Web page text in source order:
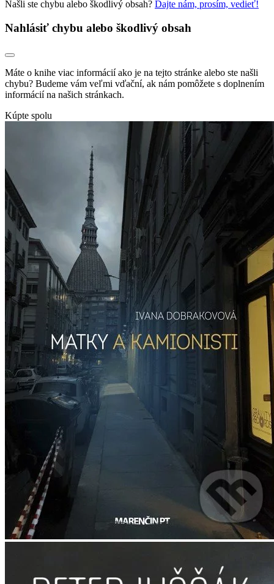
Našli ste chybu alebo škodlivý obsah? Dajte nám, prosím, vedieť!
Nahlásiť chybu alebo škodlivý obsah
Máte o knihe viac informácií ako je na tejto stránke alebo ste našli
chybu? Budeme vám veľmi vďační, ak nám pomôžete s doplnením
informácií na našich stránkach.
Kúpte spolu